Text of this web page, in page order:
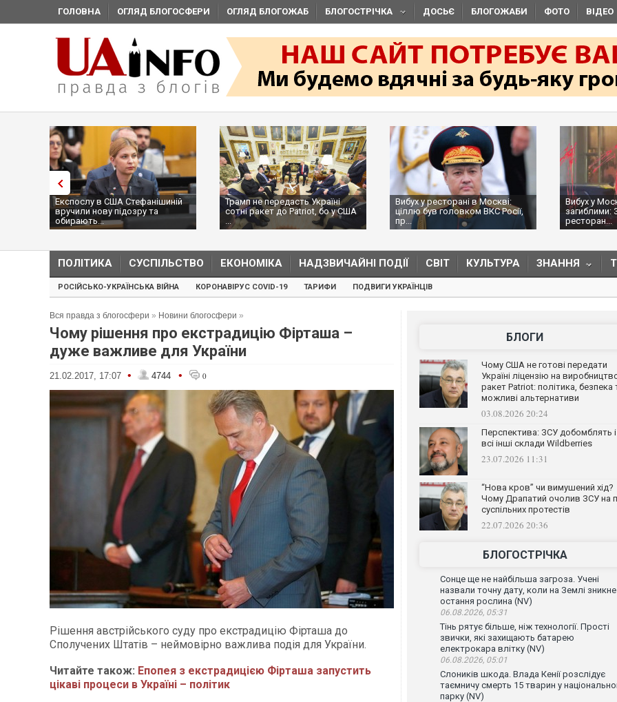
ГОЛОВНА ОГЛЯД БЛОГОСФЕРИ ОГЛЯД БЛОГОЖАБ БЛОГОСТРІЧКА ДОСЬЄ БЛОГОЖАБИ ФОТО ВІДЕО
Експослу в США Стефанішиній
вручили нову підозру та
обирають...
Трамп не передасть Україні
сотні ракет до Patriot, бо у США
...
Вибух у ресторані в Москві:
ціллю був головком ВКС Росії,
пр...
Вибух у
загиблими:
ресторан...
ПОЛІТИКА СУСПІЛЬСТВО ЕКОНОМІКА НАДЗВИЧАЙНІ ПОДІЇ СВІТ КУЛЬТУРА ЗНАННЯ
РОСІЙСЬКО-УКРАЇНСЬКА ВІЙНА КОРОНАВІРУС COVID-19 ТАРИФИ ПОДВИГИ УКРАЇНЦІВ
Вся правда з блогосфери » Новини блогосфери »
Чому рішення про екстрадицію Фірташа –
дуже важливе для України
21.02.2017, 17:07 • 4744 • 0
Рішення австрійського суду про екстрадицію Фірташа до
Сполучених Штатів – неймовірно важлива подія для України.
Читайте також: Епопея з екстрадицією Фірташа запустить
цікаві процеси в Україні – політик
БЛОГИ
Чому США не готові передати
Україні ліцензію на
ракет Patriot: політика, безпека
можливі альтернативи
03.08.2026 20:24
Перспектива: ЗСУ добомблять і
всі інші склади Wildberries
23.07.2026 11:31
“Нова кров” чи вимушений хід?
Чому Драпатий очолив ЗСУ на
суспільних протестів
22.07.2026 20:36
БЛОГОСТРІЧКА
Сонце ще не найбільша загроза. Учені
назвали точну дату, коли на Землі зникне
остання рослина (NV)
06.08.2026, 05:31
Тінь рятує більше, ніж технології. Прості
звички, які захищають батарею
електрокара влітку (NV)
06.08.2026, 05:01
Слоників шкода. Влада Кенії розслідує
таємничу смерть 15 тварин у
парку (NV)